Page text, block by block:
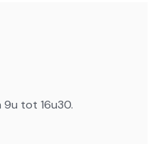
9u tot 16u30.